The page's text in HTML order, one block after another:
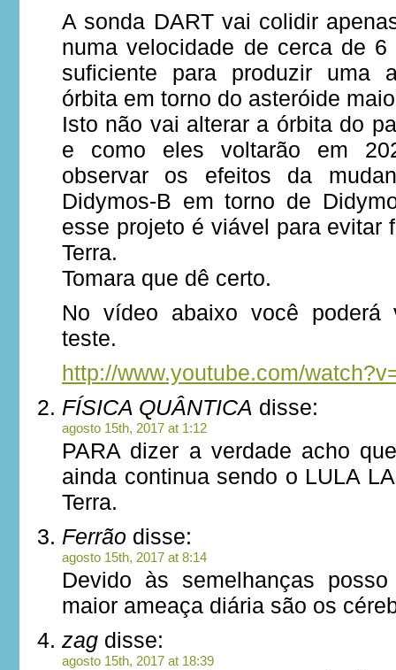
A sonda DART vai colidir
numa velocidade de cerca de
suficiente para produzir uma
órbita em torno do asteróide
Isto não vai alterar a órbita do
e como eles voltarão em
observar os efeitos da
Didymos-B em torno de
esse projeto é viável para evitar
Terra.
Tomara que dê certo.
No vídeo abaixo você
teste.
http://www.youtube.com/
FÍSICA QUÂNTICA disse:
agosto 15th, 2017 at 1:12
PARA dizer a verdade acho
ainda continua sendo o LULA
Terra.
Ferrão disse:
agosto 15th, 2017 at 8:14
Devido às semelhanças
maior ameaça diária são os
zag disse:
agosto 15th, 2017 at 18:39